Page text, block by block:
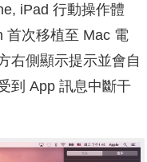
iPad 行動操作體
首次移植至 Mac 電
右側顯示提示並會自
到 App 訊息中斷干